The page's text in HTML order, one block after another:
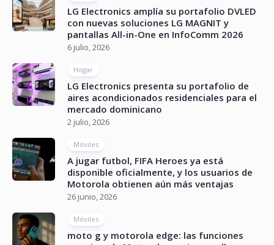
LG Electronics amplía su portafolio DVLED
con nuevas soluciones LG MAGNIT y
pantallas All-in-One en InfoComm 2026
6 julio, 2026
Hogar
LG Electronics presenta su portafolio de
aires acondicionados residenciales para el
mercado dominicano
2 julio, 2026
Móviles
A jugar futbol, FIFA Heroes ya está
disponible oficialmente, y los usuarios de
Motorola obtienen aún más ventajas
26 junio, 2026
Móviles
moto g y motorola edge: las funciones